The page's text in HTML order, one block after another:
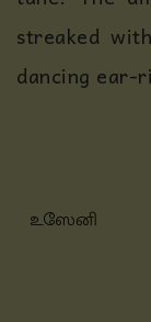
streaked
dancing ear-
உஸேனி